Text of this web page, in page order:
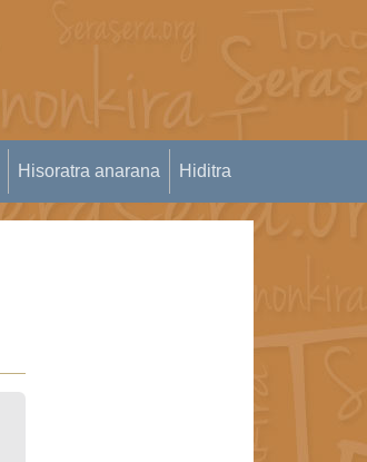
Hisoratra anarana Hiditra